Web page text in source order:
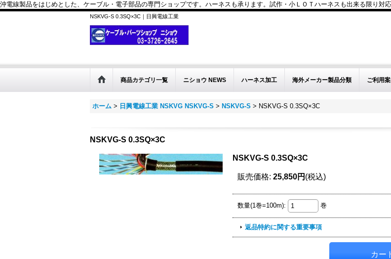
沖電線製品をはじめとした、ケーブル・電子部品の専門ショップです。ハーネスも承ります。試作・小ＬＯＴハーネスも出来る限り対
NSKVG-S 0.3SQ×3C｜日興電線工業
商品カテゴリ一覧 ニショウ NEWS ハーネス加工 海外メーカー製品分類 ご利用
ホーム > 日興電線工業 NSKVG NSKVG-S > NSKVG-S > NSKVG-S 0.3SQ×3C
NSKVG-S 0.3SQ×3C
NSKVG-S 0.3SQ×3C
販売価格: 25,850円 (税込)
数量(1巻=100m): 巻
返品特約に関する重要事項